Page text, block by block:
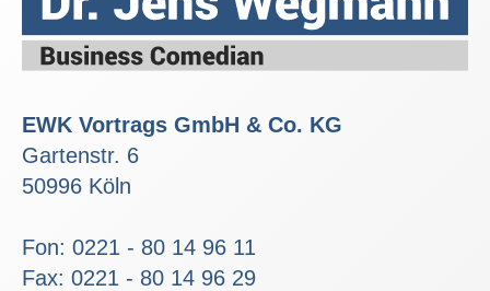
EWK Vortrags GmbH & Co. KG
Gartenstr. 6
50996 Köln
Fon: 0221 - 80 14 96 11
Fax: 0221 - 80 14 96 29